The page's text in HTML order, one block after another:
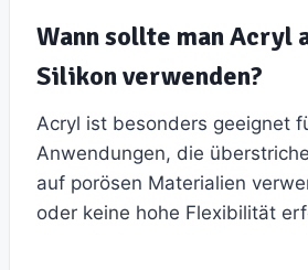
Wann sollte man Acryl
Silikon verwenden?
Acryl ist besonders geeignet
Anwendungen, die
auf porösen Materialien
oder keine hohe Flexibilität